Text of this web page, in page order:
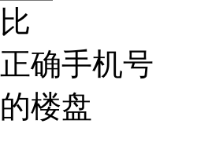
确手机号
楼盘